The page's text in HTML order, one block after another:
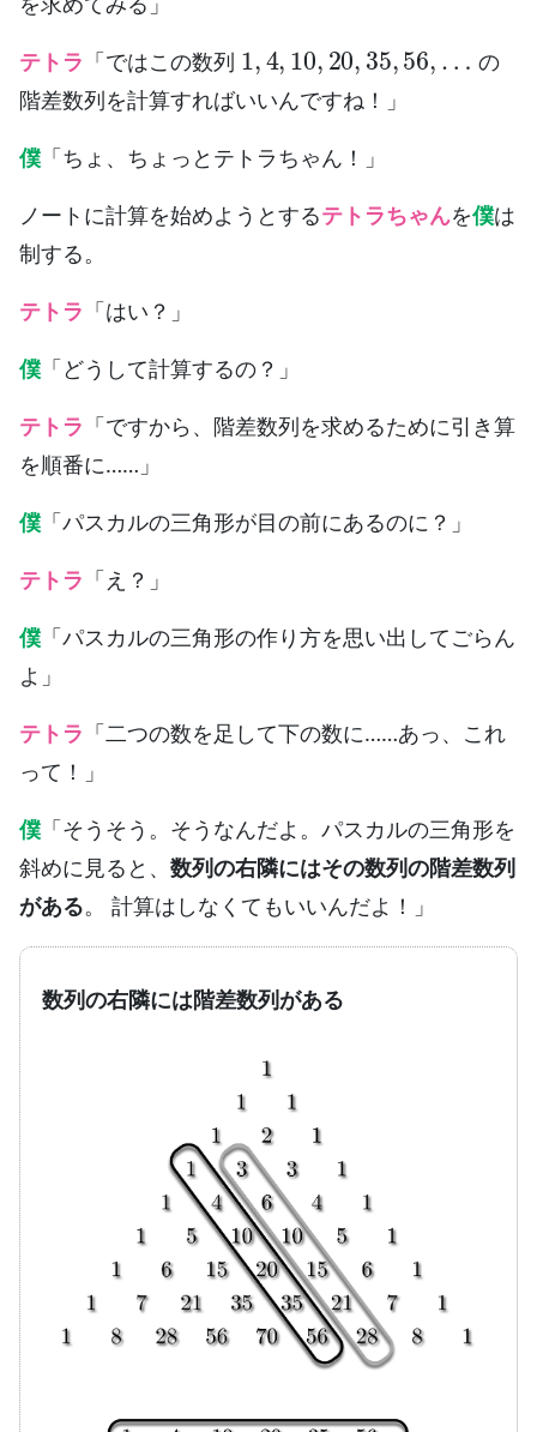
テトラ 「ではこの数列
1 4 10 20, 35, 56 ,
の
階差数列を計算すればいいんですね！」
僕 「ちょ、ちょっとテトラちゃん！」
ノートに計算を始めようとするテトラちゃんを僕は
制する。
テトラ 「はい？」
僕 「どうして計算するの？」
テトラ 「ですから、階差数列を求めるために引き算
を順番に……」
僕 「パスカルの三角形が目の前にあるのに？」
テトラ 「え？」
僕 「パスカルの三角形の作り方を思い出してごらん
よ」
テトラ 「二つの数を足して下の数に……あっ、これ
って！」
僕 「そうそう。そうなんだよ。パスカルの三角形を
斜めに見ると、 数列の右隣にはその数列の階差数列
がある。 計算はしなくてもいいんだよ！」
数列の右隣には階差数列がある